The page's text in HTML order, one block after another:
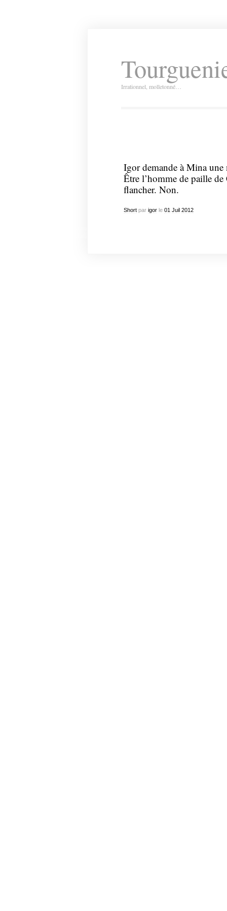
Irrationnel, molletonné…
Igor demande à Mina
Être l’homme de paille de
flancher. Non.
Shortpar igorle 01 Juil 2012